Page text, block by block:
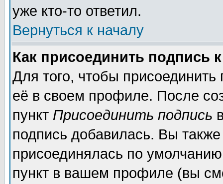
уже кто-то ответил.
Вернуться к началу
Как присоединить подпись
Для того, чтобы
её в своем профиле. После
пункт Присоединить подпись
подпись добавилась. Вы
присоединялась по
пункт в вашем профиле (вы